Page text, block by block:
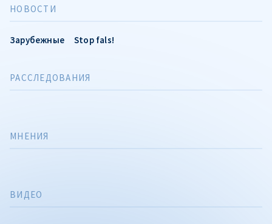
НОВОСТИ
Зарубежные Stop fals!
РАССЛЕДОВАНИЯ
МНЕНИЯ
ВИДЕО